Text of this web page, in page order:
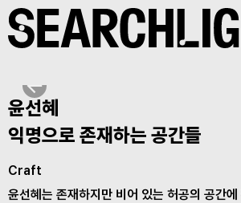
Skip
to
content
윤선혜
익명으로 존재하는 공간들
Craft
윤선혜는 존재하지만 비어 있는 허공의 공간